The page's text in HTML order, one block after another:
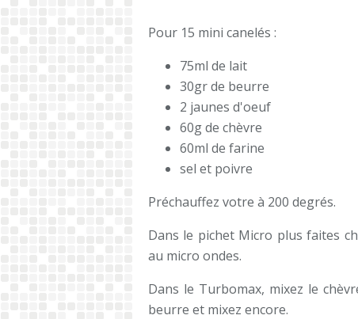
Pour 15 mini canelés :
75ml de lait
30gr de beurre
2 jaunes d'oeuf
60g de chèvre
60ml de farine
sel et poivre
Préchauffez votre à 200 degrés.
Dans le pichet Micro plus faites
au micro ondes.
Dans le Turbomax, mixez le
beurre et mixez encore.